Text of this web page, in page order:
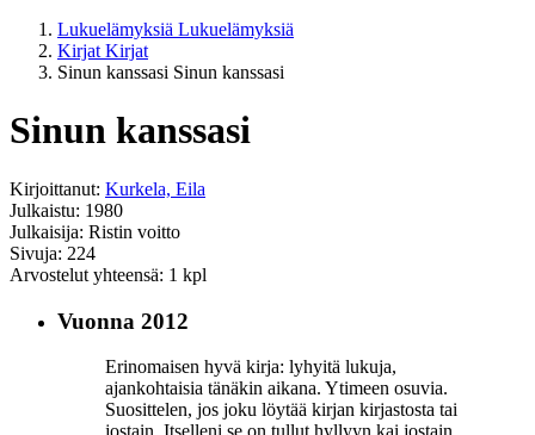
Lukuelämyksiä Lukuelämyksiä
Kirjat Kirjat
Sinun kanssasi Sinun kanssasi
Sinun kanssasi
Kirjoittanut: Kurkela, Eila
Julkaistu: 1980
Julkaisija: Ristin voitto
Sivuja: 224
Arvostelut yhteensä: 1 kpl
Vuonna 2012
Erinomaisen hyvä kirja: lyhyitä lukuja,
ajankohtaisia tänäkin aikana. Ytimeen osuvia.
Suosittelen, jos joku löytää kirjan kirjastosta tai